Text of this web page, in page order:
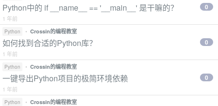
Python中的 if __name__ == '__main__' 是干嘛的？
1 年前
0
Python • Crossin的编程教室
如何找到合适的Python库？
1 年前
0
Python • Crossin的编程教室
一键导出Python项目的极简环境依赖
1 年前
0
Python • Crossin的编程教室